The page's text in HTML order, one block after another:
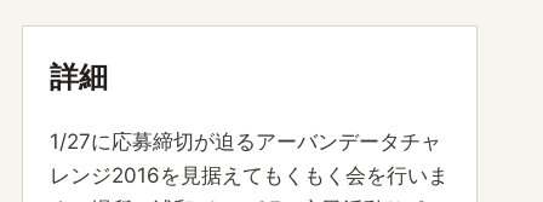
詳細
1/27に応募締切が迫るアーバンデータチャ
レンジ2016を見据えてもくもく会を行いま